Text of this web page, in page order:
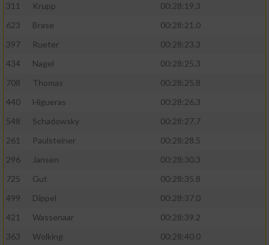
311
Krupp
00:28:19.3
623
Brase
00:28:21.0
397
Rueter
00:28:23.3
434
Nagel
00:28:25.3
708
Thomas
00:28:25.8
440
Higueras
00:28:26.3
548
Schadowsky
00:28:27.7
261
Paulsteiner
00:28:28.5
296
Jansen
00:28:30.3
725
Gut
00:28:35.8
499
Dippel
00:28:37.0
421
Wassenaar
00:28:39.2
363
Wolking
00:28:40.0